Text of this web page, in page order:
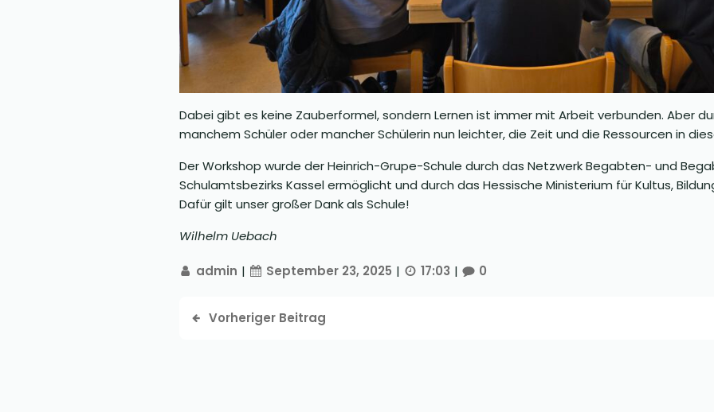
Dabei gibt es keine Zauberformel, sondern Lernen ist immer mit Arbeit verbunden. Aber
manchem Schüler oder mancher Schülerin nun leichter, die Zeit und die Ressourcen in
Der Workshop wurde der Heinrich-Grupe-Schule durch das Netzwerk Begabten- und
Schulamtsbezirks Kassel ermöglicht und durch das Hessische Ministerium für Kultus,
Dafür gilt unser großer Dank als Schule!
Wilhelm Uebach
admin | September 23, 2025 | 17:03 | 0
Vorheriger Beitrag